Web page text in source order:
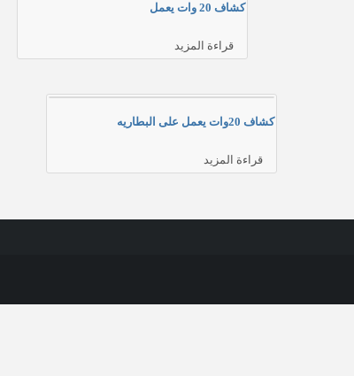
كشاف 20 وات يعمل
قراءة المزيد
كشاف 20وات يعمل على البطاريه
قراءة المزيد